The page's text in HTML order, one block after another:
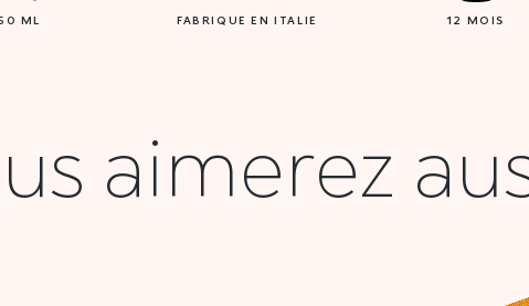
ML FABRIQUE EN ITALIE 12 MOIS
aimerez